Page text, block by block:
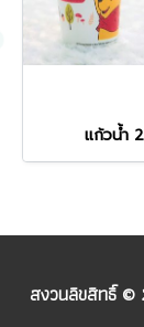
แก้วน้ำ
สงวนลิขสิทธิ์ ©